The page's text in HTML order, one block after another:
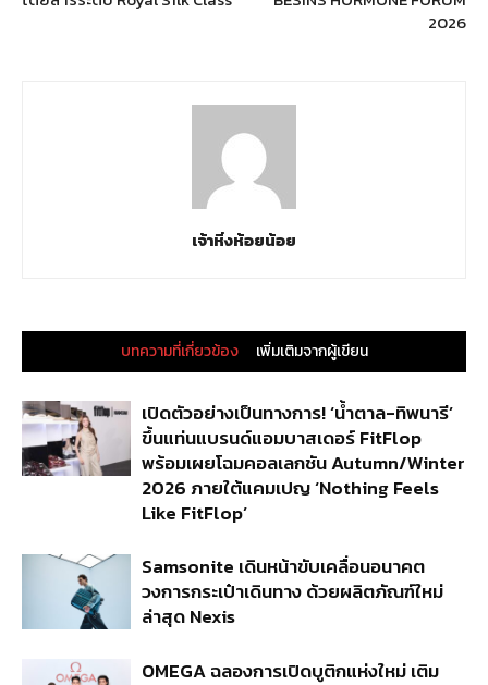
2026
เจ้าหิ่งห้อยน้อย
บทความที่เกี่ยวข้อง เพิ่มเติมจากผู้เขียน
เปิดตัวอย่างเป็นทางการ! ‘น้ำตาล-ทิพนารี’
ขึ้นแท่นแบรนด์แอมบาสเดอร์ FitFlop
พร้อมเผยโฉมคอลเลกชัน Autumn/Winter
2026 ภายใต้แคมเปญ ‘Nothing Feels
Like FitFlop’
Samsonite เดินหน้าขับเคลื่อนอนาคต
วงการกระเป๋าเดินทาง ด้วยผลิตภัณฑ์ใหม่
ล่าสุด Nexis
OMEGA ฉลองการเปิดบูติกแห่งใหม่ เติม